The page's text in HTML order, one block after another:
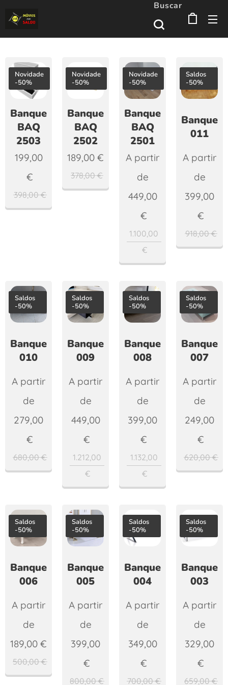
Buscar
Banqueta
BAQ
2503
Novidade
-50%
199,00
€
398,00€
Banqueta
BAQ
2502
Novidade
-50%
189,00 €
378,00€
Banqueta
BAQ
2501
Novidade
-50%
A partir
de
449,00
€
1.100,00
€
Banqueta
011
Saldos
-50%
A partir
de
399,00
€
918,00€
Banqueta
010
Saldos
-50%
A partir
de
279,00
€
680,00€
Banqueta
009
Saldos
-50%
A partir
de
449,00
€
1.212,00
€
Banqueta
008
Saldos
-50%
A partir
de
399,00
€
1.132,00
€
Banqueta
007
Saldos
-50%
A partir
de
249,00
€
620,00€
Banqueta
006
Saldos
-50%
A partir
de
189,00 €
500,00€
Banqueta
005
Saldos
-50%
A partir
de
399,00
€
800,00€
Banqueta
004
Saldos
-50%
A partir
de
349,00
€
700,00€
Banqueta
003
Saldos
-50%
A partir
de
329,00
€
659,00€